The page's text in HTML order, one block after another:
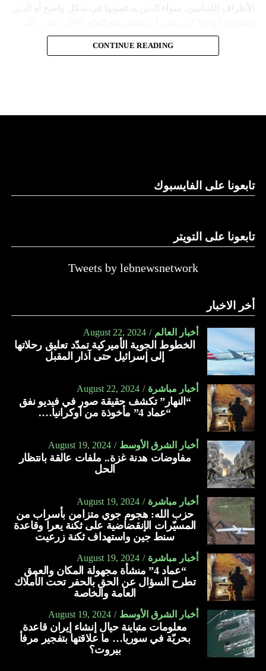
الأطراف اللبنانيين، سواء الذين يدعمونها في شكل واضح أو الذين
إلى أن المقاومة ضد الاحتلال الإسرائيلي لم تكن يوماً محط
إجماع داخلي، وإن كانت القوى اللبنانية المؤمنة بالصراع ضد
النهار
CONTINUE READING
تابعونا على الفايسبوك
تابعونا على التويتر
Tweets by lebnewsnetwork
أخر الاخبار
أخبار العالم August 22, 2024
الخطوط الجوية الأميركية تمدّد تعليق رحلاتها
إلى إسرائيل حتى آذار المقبل
أخبار مباشرة August 22, 2024
“النهار” تكشف حقيقة صور في فيديو نفق
“عماد 4” مأخوذة من أوكرانيا….
أخبار الشرق الأوسط August 19, 2024
مفاوضات هدنة غزة.. ملفات عالقة بانتظار
الحل
أخبار مباشرة August 19, 2024
حزب الله: هجوم جوي متزامن بأسراب من
المسيّرات الإنقضاضية على ثكنة يعرا وقاعدة
سنط جين واستهداف ثكنة زرعيت
أخبار مباشرة August 19, 2024
“عماد 4” منشأة مجهولة المكان والعمق
تطرح السؤال عن الحق بالحفر تحت الأملاك
العامة والخاصة
أخبار الشرق الأوسط August 19, 2024
معلومات متباينة حيال إنشاء إيران قاعدة
بحريّة في سوريا… ما علاقتها بتفجير مرفأ
بيروت؟